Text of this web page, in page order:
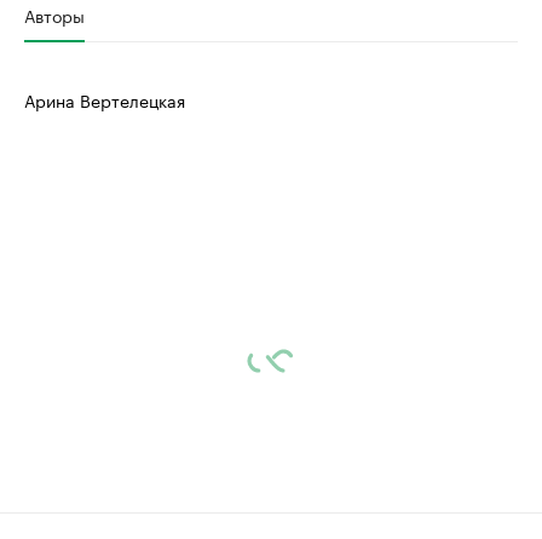
Авторы
Арина Вертелецкая